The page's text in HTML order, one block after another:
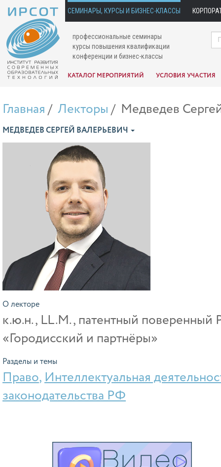
СЕМИНАРЫ, КУРСЫ И БИЗНЕС-КЛАССЫ
профессиональные семинары
курсы повышения квалификации
конференции и бизнес-классы
КАТАЛОГ МЕРОПРИЯТИЙ УСЛОВИЯ УЧАСТИЯ
Главная Лекторы Медведев
МЕДВЕДЕВ СЕРГЕЙ ВАЛЕРЬЕВИЧ
О лекторе
к.ю.н., LL.M., патентный
«Городисский и партнёры»
Разделы и темы
Право,Интеллектуальная
законодательства РФ